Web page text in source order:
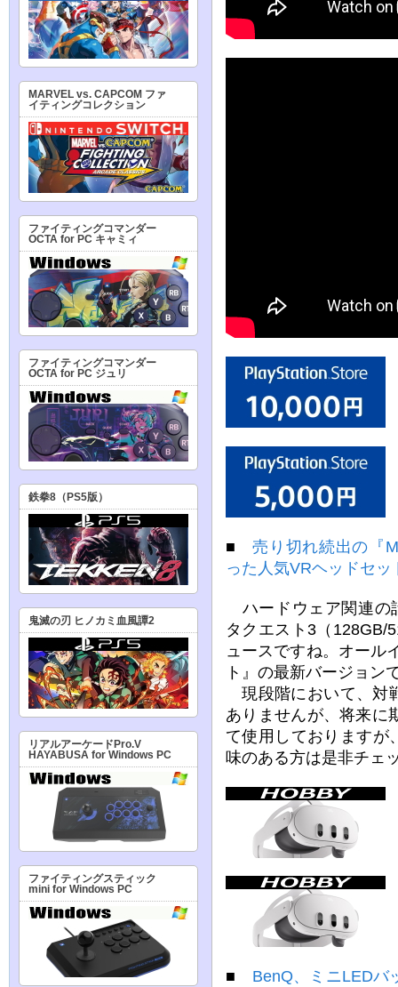
■売り切れ続出の『
った人気VRヘッドセ
ハードウェア関連の
タクエスト3（128GB/
ュースですね。オール
ト』の最新バージョン
現段階において、対
ありませんが、将来に
て使用しておりますが
味のある方は是非チェ
■ BenQ、ミニLEDバ
MARVEL vs. CAPCOM ファ
イティングコレクション
ファイティングコマンダー
OCTA for PC キャミィ
ファイティングコマンダー
OCTA for PC ジュリ
鉄拳8（PS5版）
鬼滅の刃 ヒノカミ血風譚2
リアルアーケードPro.V
HAYABUSA for Windows PC
ファイティングスティック
mini for Windows PC